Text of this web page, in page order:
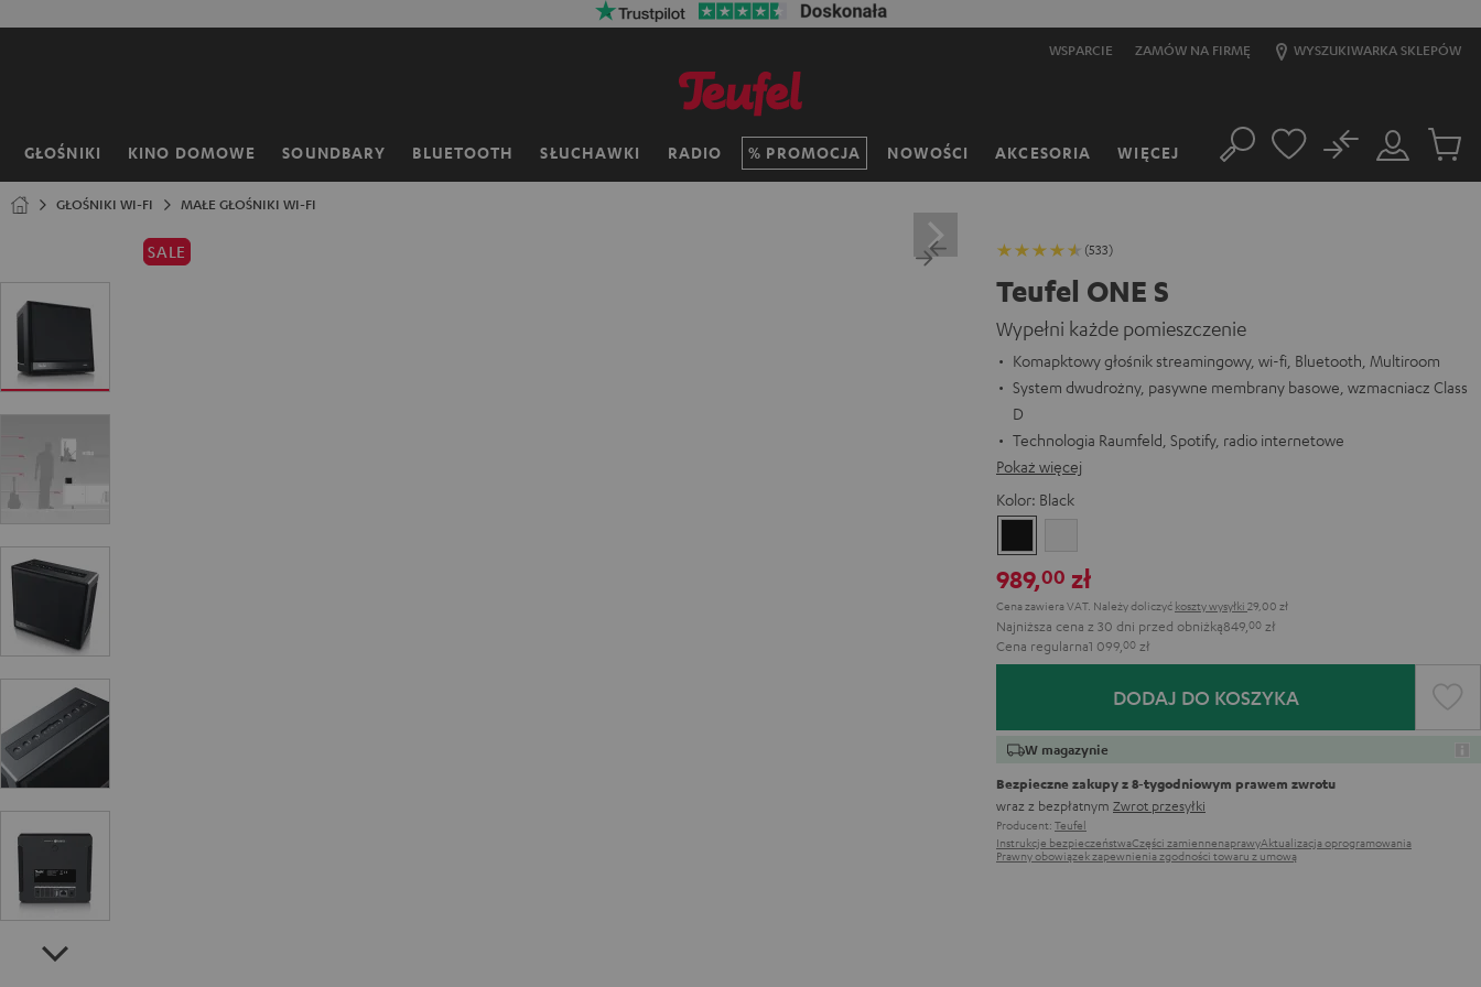
WSPARCIE ZAMÓW NA FIRMĘ WYSZUKIWARKA SKLEPÓW
GŁOŚNIKI KINO DOMOWE SOUNDBARY BLUETOOTH SŁUCHAWKI RADIO PROMOCJA NOWOŚCI AKCESORIA WIĘCEJ
Strona
Szukaj
Moje
konto
No
GŁOŚNIKI WI-FI MAŁE GŁOŚNIKI WI-FI
SALE (533)
Teufel ONE S
Wypełni każde pomieszczenie
Komapktowy głośnik streamingowy, wi-fi, Bluetooth, Multiroom
System dwudrożny, pasywne membrany basowe, wzmacniacz Class
D
Technologia Raumfeld, Spotify, radio internetowe
Pokaż więcej
Kolor: Black
989,00 zł
Cena zawiera VAT. Należy doliczyć koszty wysyłki 29,00 zł
Najniższa cena z 30 dni przed obniżką849, 00 zł
Cena regularna1 099, 00 zł
DODAJ DO KOSZYKA
W magazynie
Bezpieczne zakupy z 8‑tygodniowym prawem zwrotu
wraz z bezpłatnym Zwrot przesyłki
Producent: Teufel
Instrukcje bezpieczeństwaCzęści zamiennenaprawyAktualizacja oprogramowania
Prawny obowiązek zapewnienia zgodności towaru z umową